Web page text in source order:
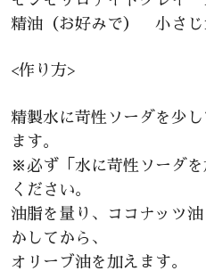
精油（お好みで） 小さじ
<作り方>
精製水に苛性ソーダを少
ます。
※必ず「水に苛性ソーダ
ください。
油脂を量り、ココナッツ
かしてから、
オリーブ油を加えます。